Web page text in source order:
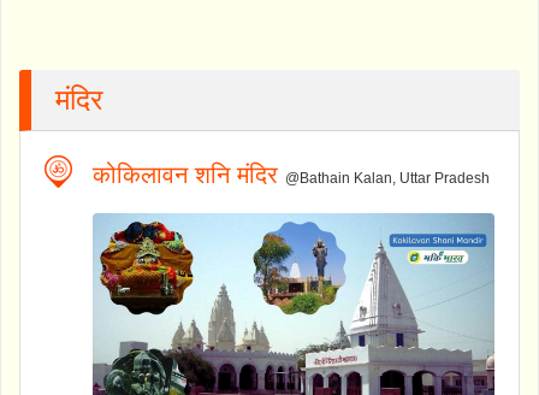
मंदिर
कोकिलावन शनि मंदिर @Bathain Kalan, Uttar Pradesh